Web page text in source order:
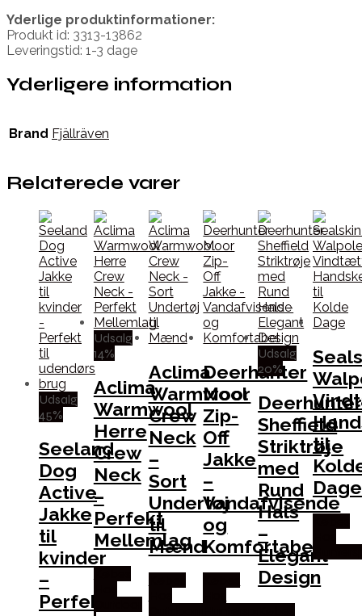
Yderlige produktinformationer:
Produkt id: 3313-13862
Leveringstid: 1-3 dage
Yderligere information
Brand Fjällräven
Relaterede varer
Udsalg
45%
Seeland
Dog
Active
Jakke
til
kvinder
–
Perfekt
Udsalg
14%
Aclima
Warmwool
Herre
Crew
Neck
–
Perfekt
Mellemlag
Outdoor
Aclima
Warmwool
Crew
Neck
–
Sort
Undertøj
til
Mænd
Deerhunter
Moor
Zip-
Off
Jakke
–
Vandafvisende
og
Komfortabel
Udsalg
20%
Deerhunter
Sheffield
Striktrøje
med
Rund
Hals
–
Elegant
Design
til
Dage